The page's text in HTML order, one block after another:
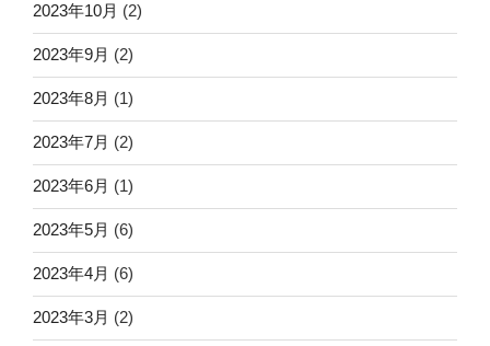
2023年10月 (2)
2023年9月 (2)
2023年8月 (1)
2023年7月 (2)
2023年6月 (1)
2023年5月 (6)
2023年4月 (6)
2023年3月 (2)